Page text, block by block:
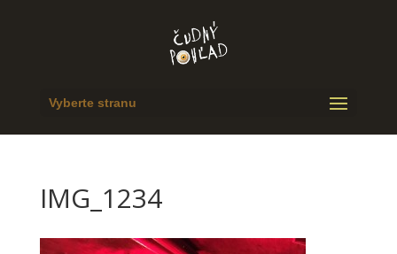
Vyberte stranu
IMG_1234